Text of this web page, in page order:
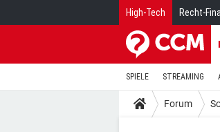
High-Tech Recht-
SPIELE STREAMING
Forum